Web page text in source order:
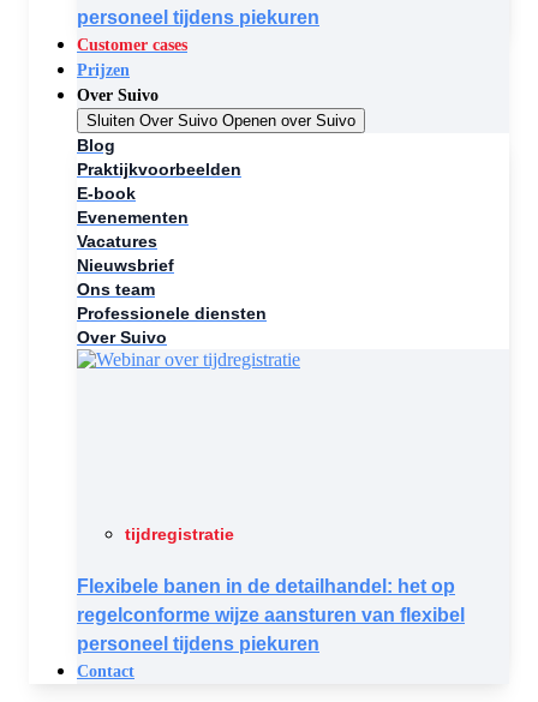
personeel tijdens piekuren
Customer cases
Prijzen
Over Suivo
Sluiten Over Suivo Openen over Suivo
Blog
Praktijkvoorbeelden
E-book
Evenementen
Vacatures
Nieuwsbrief
Ons team
Professionele diensten
Over Suivo
tijdregistratie
Flexibele banen in de detailhandel: het op
regelconforme wijze aansturen van flexibel
personeel tijdens piekuren
Contact